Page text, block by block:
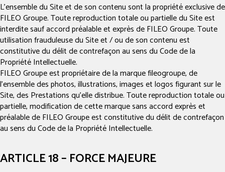
L’ensemble du Site et de son contenu sont la propriété exclusive de
FILEO Groupe. Toute reproduction totale ou partielle du Site est
interdite sauf accord préalable et exprès de FILEO Groupe. Toute
utilisation frauduleuse du Site et / ou de son contenu est
constitutive du délit de contrefaçon au sens du Code de la
Propriété Intellectuelle.
FILEO Groupe est propriétaire de la marque fileogroupe, de
l’ensemble des photos, illustrations, images et logos figurant sur le
Site, des Prestations qu’elle distribue. Toute reproduction totale ou
partielle, modification de cette marque sans accord exprès et
préalable de FILEO Groupe est constitutive du délit de contrefaçon
au sens du Code de la Propriété Intellectuelle.
ARTICLE 18 – FORCE MAJEURE